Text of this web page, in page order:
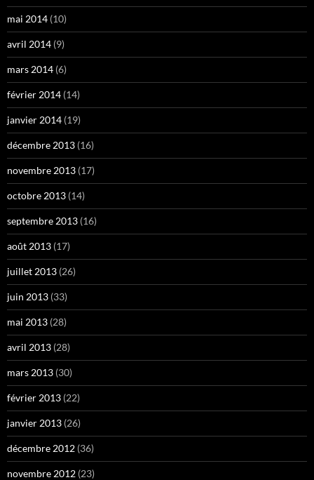
mai 2014 (10)
avril 2014 (9)
mars 2014 (6)
février 2014 (14)
janvier 2014 (19)
décembre 2013 (16)
novembre 2013 (17)
octobre 2013 (14)
septembre 2013 (16)
août 2013 (17)
juillet 2013 (26)
juin 2013 (33)
mai 2013 (28)
avril 2013 (28)
mars 2013 (30)
février 2013 (22)
janvier 2013 (26)
décembre 2012 (36)
novembre 2012 (23)